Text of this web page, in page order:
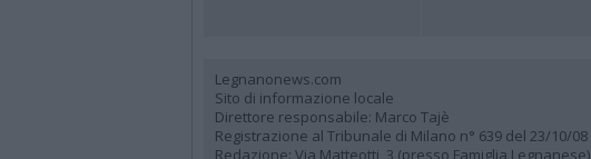
Legnanonews.com
Sito di informazione locale
Direttore responsabile: Marco Tajè
Registrazione al Tribunale di Milano n° 639 del 23/10/08
Redazione: Via Matteotti, 3 (presso Famiglia Legnanese)